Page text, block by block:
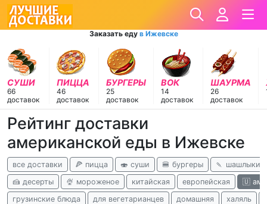
Заказать еду в Ижевске
СУШИ
66
доставок
ПИЦЦА
46
доставок
БУРГЕРЫ
25
доставок
ВОК
14
доставок
ШАУРМА
26
доставок
Рейтинг доставки
американской еды в Ижевске
все доставки 🍕 пицца 🍣 суши 🍔 бургеры
🍡 шашлыки
🍰 десерты
🍨 мороженое китайская европейская
🇺
грузинские блюда
для вегетарианцев домашняя халяль